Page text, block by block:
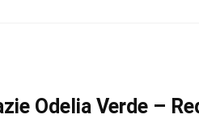
Odelia Verde –